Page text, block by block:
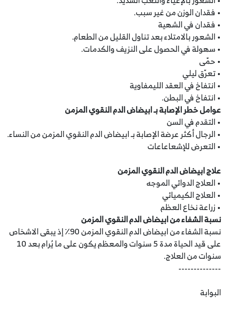
• فقدان الوزن من غير سبب.
• فقدان في الشهية
• الشعور بالامتلاء بعد تناول القليل من الطعام.
• سهولة في الحصول على النزيف والكدمات.
• حمّى
• تعرّق ليلي
• انتفاخ في العقد الليمفاوية
• انتفاخ في البطن.
عوامل خطر الإصابة بـ ابيضاض الدم النقوي المزمن
• التقدم في السن
• الرجال أكثر عرضة الإصابة بـ ابيضاض الدم النقوي المزمن من النساء.
• التعرض للإشعاعاعات
علاج ابيضاض الدم النقوي المزمن
• العلاج الدوائي الموجه
• العلاج الكيميائي
• زراعة نخاع العظم
نسبة الشفاء من ابيضاض الدم النقوي المزمن
نسبة الشفاء من ابيضاض الدم النقوي المزمن 90٪ إذ يبقى الاشخاص
على قيد الحياة مدة 5 سنوات والمعظم يكون على ما يُرام بعد 10
سنوات من العلاج.
--------------
البوابة